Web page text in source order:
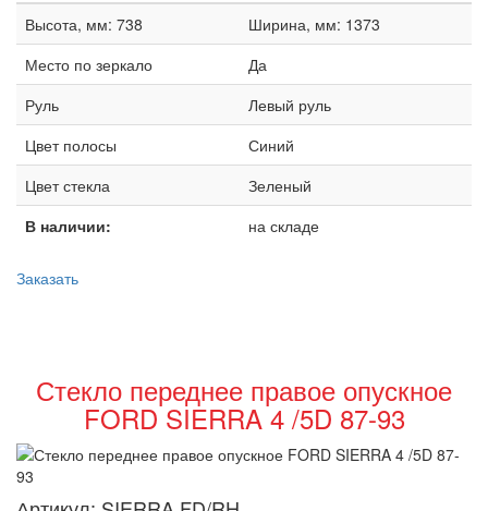
Высота, мм: 738
Ширина, мм: 1373
Место по зеркало
Да
Руль
Левый руль
Цвет полосы
Синий
Цвет стекла
Зеленый
В наличии:
на складе
Заказать
Стекло переднее правое опускное
FORD SIERRA 4 /5D 87-93